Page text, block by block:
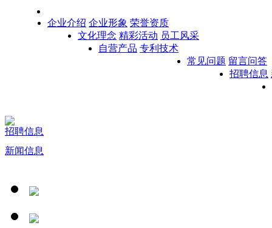
企业介绍 企业形象 荣誉资质
文化理念 精彩活动 员工风采
自营产品 专利技术
常见问题 留言问答
招聘信息
招聘信息
新闻信息